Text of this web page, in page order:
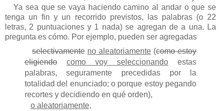
Ya sea que se vaya haciendo camino al andar o que se
tenga un fin y un recorrido previstos, las palabras (o 22
letras, 2 puntuaciones y 1 nada) se agregan de a una. La
pregunta es cómo. Por ejemplo, pueden ser agregadas
selectivamente no aleatoriamente (como estoy
eligiendo
como voy seleccionando estas
palabras, seguramente precedidas por la
totalidad del enunciado; o porque estoy pegando
recortes y decidiendo en qué orden),
o aleatoriamente,